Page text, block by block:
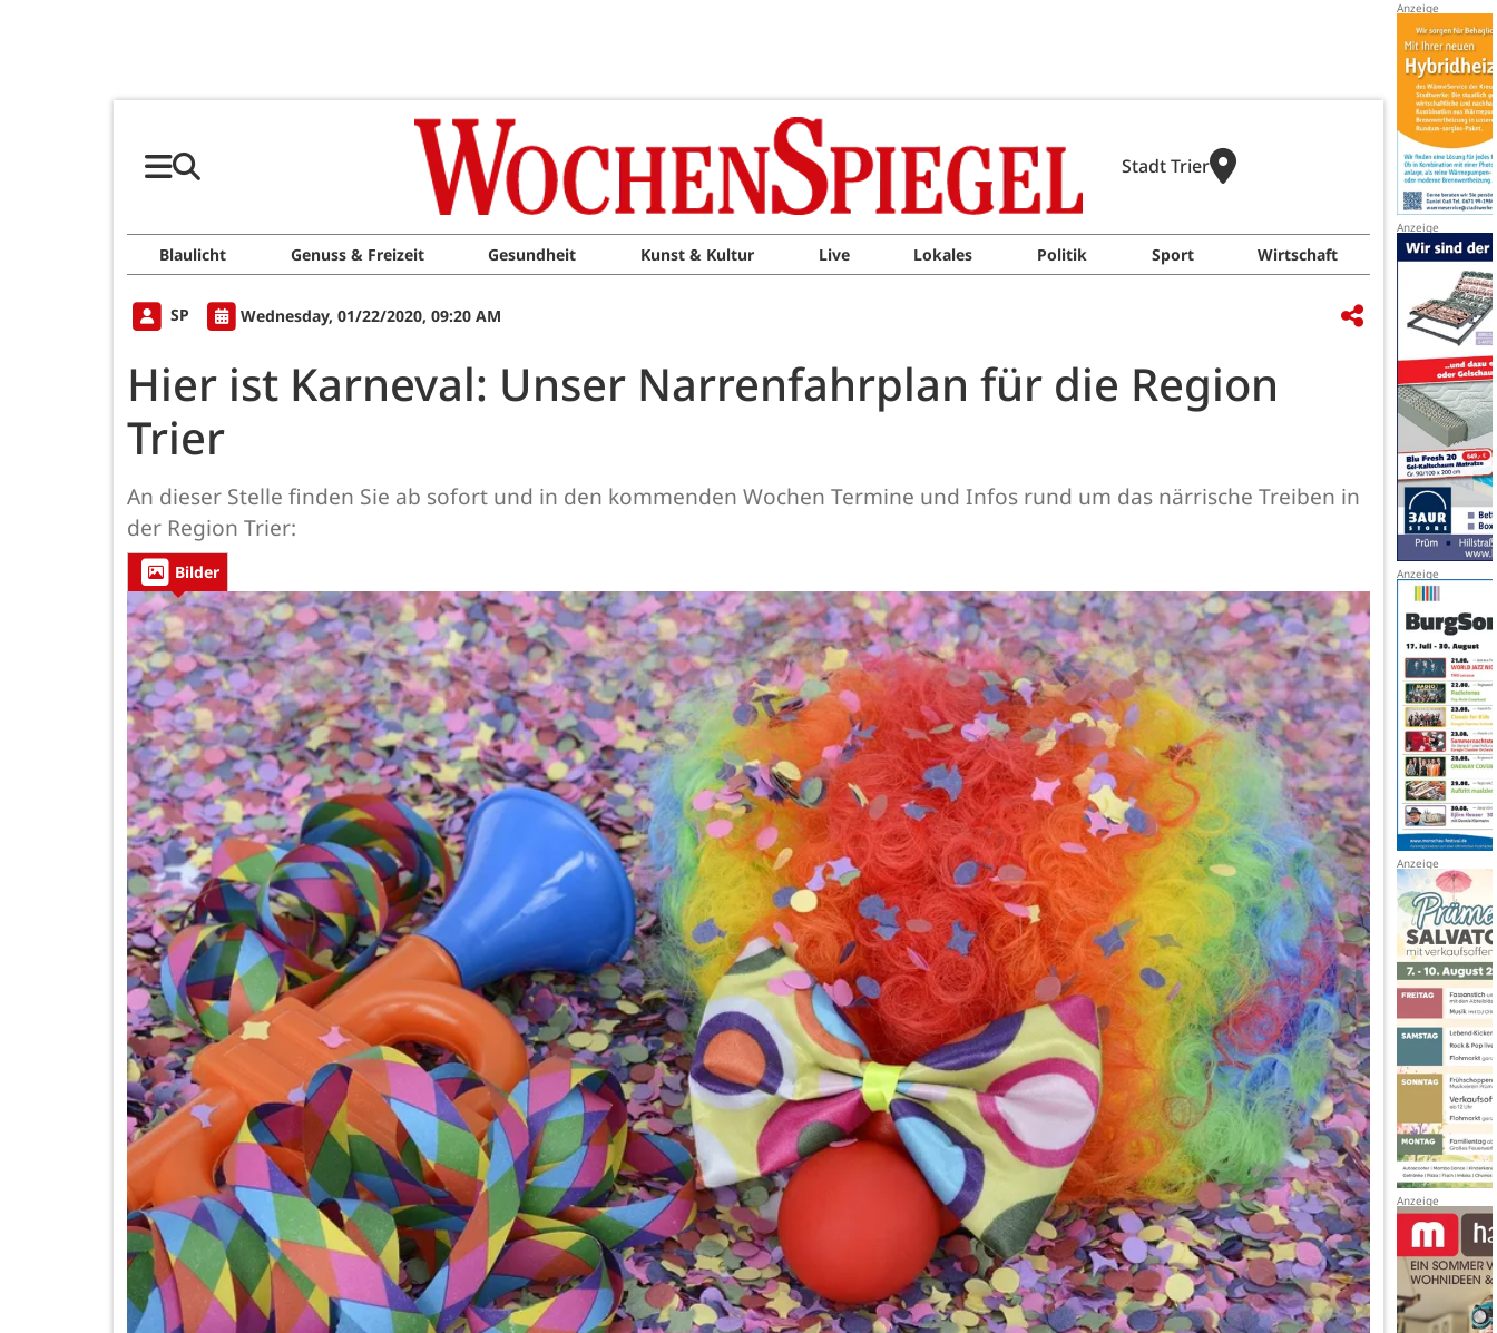
Stadt Trier
Blaulicht Genuss & Freizeit Gesundheit Kunst & Kultur Live Lokales Politik Sport Wirtschaft
SP Wednesday, 01/22/2020, 09:20 AM
Hier ist Karneval: Unser Narrenfahrplan für die Region
Trier
An dieser Stelle finden Sie ab sofort und in den kommenden Wochen Termine und Infos rund um das närrische Treiben in
der Region Trier:
Bilder